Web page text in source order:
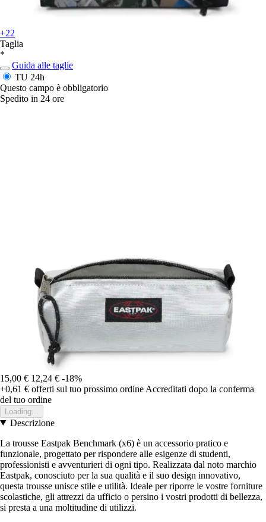
+22
Taglia
*
Guida alle taglie
TU 24h
Questo campo è obbligatorio
Spedito in 24 ore
15,00 € 12,24 € -18%
+0,61 € offerti sul tuo prossimo ordine Accreditati dopo la conferma
del tuo ordine
Loading...
Descrizione
La trousse Eastpak Benchmark (x6) è un accessorio pratico e
funzionale, progettato per rispondere alle esigenze di studenti,
professionisti e avventurieri di ogni tipo. Realizzata dal noto marchio
Eastpak, conosciuto per la sua qualità e il suo design innovativo,
questa trousse unisce stile e utilità. Ideale per riporre le vostre forniture
scolastiche, gli attrezzi da ufficio o persino i vostri prodotti di bellezza,
si presta a una moltitudine di utilizzi.